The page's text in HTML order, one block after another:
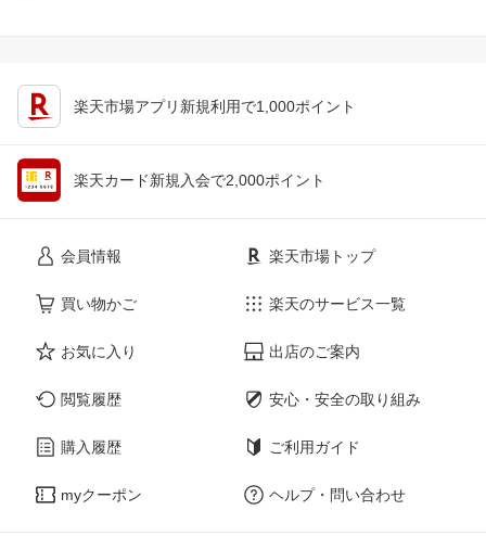
楽天市場アプリ新規利用で1,000ポイント
楽天カード新規入会で2,000ポイント
会員情報
買い物かご
お気に入り
閲覧履歴
購入履歴
myクーポン
楽天市場トップ
楽天のサービス一覧
出店のご案内
安心・安全の取り組み
ご利用ガイド
ヘルプ・問い合わせ